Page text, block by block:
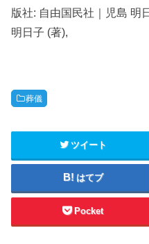
版社: 自由国民社｜児島 明
明日子 (著),
葬儀
ツイート
はてブ
Pocket